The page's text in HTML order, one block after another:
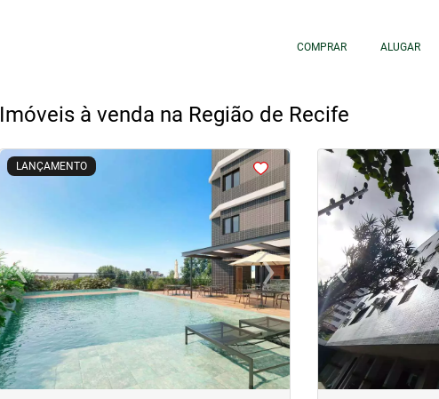
COMPRAR ALUGAR
Imóveis à venda na Região de Recife
LANÇAMENTO
<<<
‹Previous ›Next
< <<
‹Previous